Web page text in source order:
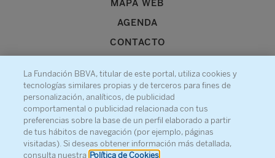
MAPA WEB
AGENDA
CONTACTO
Recibe información sobre nuestra actividad
La Fundación BBVA, titular de este portal, utiliza cookies y
tecnologías similares propias y de terceros para fines de
personalización, analíticos, de publicidad
comportamental o publicidad relacionada con tus
preferencias sobre la base de un perfil elaborado a partir
de tus hábitos de navegación (por ejemplo, páginas
visitadas). Si deseas obtener información más detallada,
consulta nuestra Política de Cookies